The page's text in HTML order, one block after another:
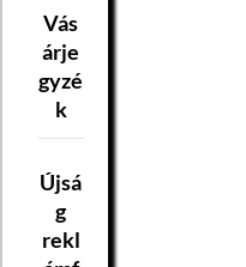
Vás
árje
gyzé
k
Újsá
g
rekl